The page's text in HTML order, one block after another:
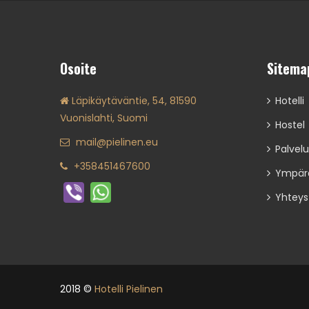
Osoite
Läpikäytäväntie, 54, 81590
Vuonislahti, Suomi
mail@pielinen.eu
+358451467600
Hotelli
Hostel
2018 © Hotelli Pielinen